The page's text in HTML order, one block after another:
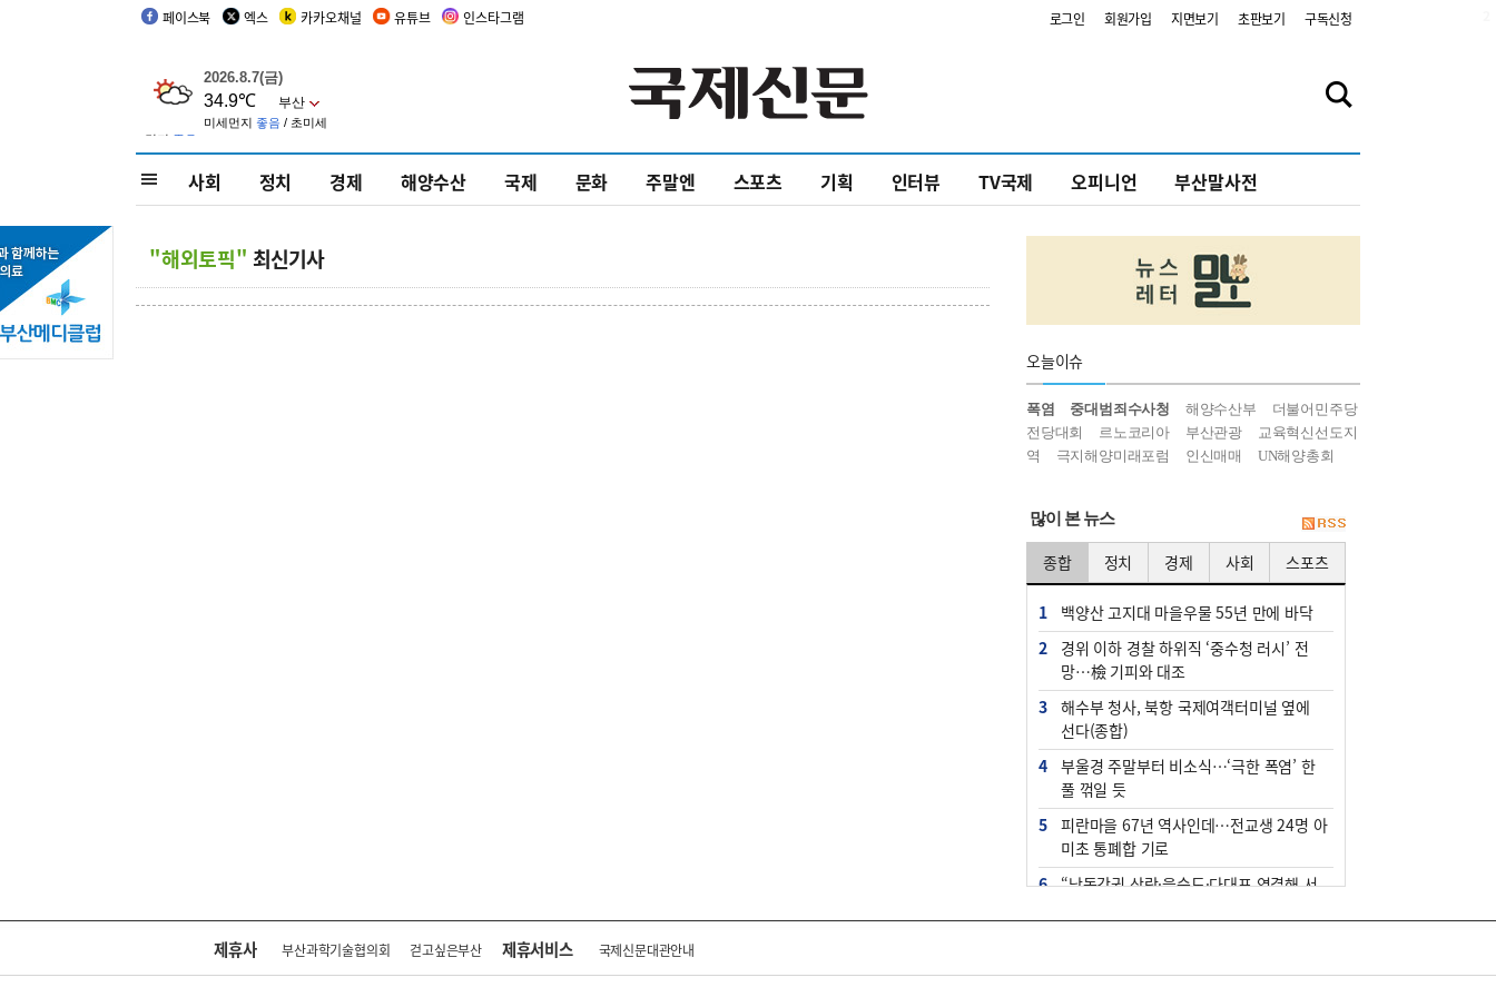
페이스북 엑스 카카오채널 유튜브 인스타그램 로그인 회원가입 지면보기 초판보기 구독신청
사회 정치 경제 해양수산 국제 문화 주말엔 스포츠 기획 인터뷰 TV국제 오피니언 부산말사전
"해외토픽" 최신기사
오늘이슈
폭염 중대범죄수사청 해양수산부
더불어민주당
전당대회
르노코리아 부산관광
교육혁신선도지
역
극지해양미래포럼 인신매매 UN해양총회
많이 본 뉴스
종합 정치 경제 사회 스포츠
1
백양산 고지대 마을우물 55년 만에 바닥
2
경위 이하 경찰 하위직 ‘중수청 러시’ 전
망…檢 기피와 대조
3
해수부 청사, 북항 국제여객터미널 옆에
선다(종합)
4
부울경 주말부터 비소식…‘극한 폭염’ 한
풀 꺾일 듯
5
피란마을 67년 역사인데…전교생 24명 아
미초 통폐합 기로
6
“낙동강권 삼락·을숙도·다대포 연결해 서
8
[사설] 해수부 신청사 북항으로 확정, 해양
제휴사 부산과학기술협의회 걷고싶은부산 제휴서비스 국제신문대관안내